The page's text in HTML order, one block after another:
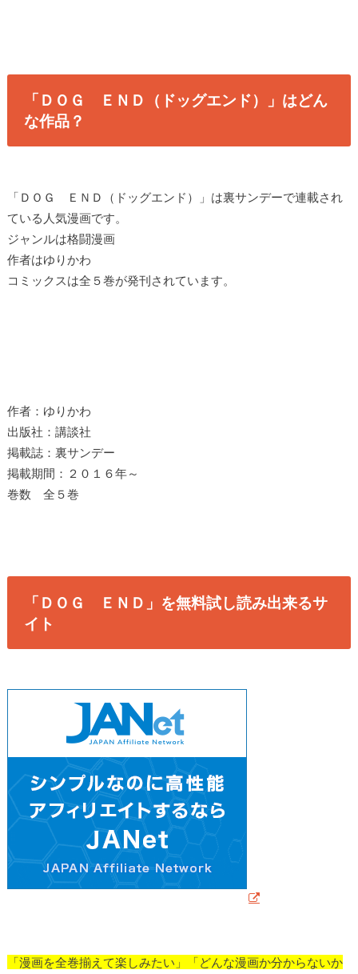
「ＤＯＧ ＥＮＤ（ドッグエンド）」はどん
な作品？
「ＤＯＧ ＥＮＤ（ドッグエンド）」は裏サンデーで連載され
ている人気漫画です。
ジャンルは格闘漫画
作者はゆりかわ
コミックスは全５巻が発刊されています。
作者：ゆりかわ
出版社：講談社
掲載誌：裏サンデー
掲載期間：２０１６年～
巻数 全５巻
「ＤＯＧ ＥＮＤ」を無料試し読み出来るサ
イト
「漫画を全巻揃えて楽しみたい」「どんな漫画か分からないか